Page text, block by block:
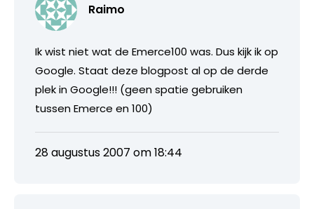
Raimo
Ik wist niet wat de Emerce100 was. Dus kijk ik op
Google. Staat deze blogpost al op de derde
plek in Google!!! (geen spatie gebruiken
tussen Emerce en 100)
28 augustus 2007 om 18:44